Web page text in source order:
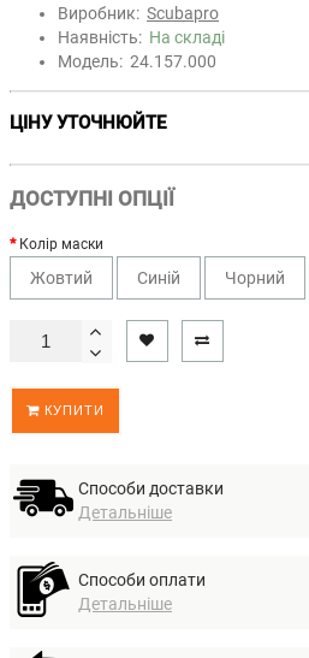
Виробник: Scubapro
Наявність: На складі
Модель: 24.157.000
ЦІНУ УТОЧНЮЙТЕ
ДОСТУПНІ ОПЦІЇ
Колiр маски
Жовтий Синій Чорний
КУПИТИ
Способи доставки
Детальніше
Способи оплати
Детальніше